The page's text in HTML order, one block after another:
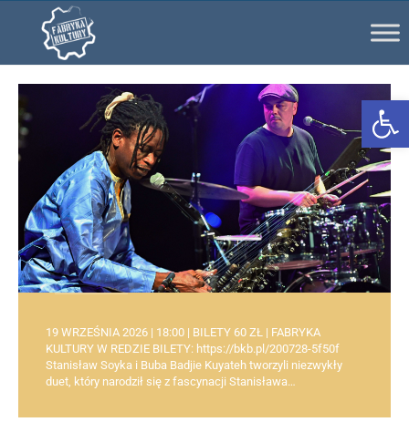
19 WRZEŚNIA 2026 | 18:00 | BILETY 60 ZŁ | FABRYKA
KULTURY W REDZIE BILETY: https://bkb.pl/200728-5f50f
Stanisław Soyka i Buba Badjie Kuyateh tworzyli niezwykły
duet, który narodził się z fascynacji Stanisława…